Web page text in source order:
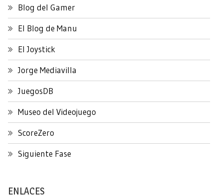
Blog del Gamer
El Blog de Manu
El Joystick
Jorge Mediavilla
JuegosDB
Museo del Videojuego
ScoreZero
Siguiente Fase
ENLACES